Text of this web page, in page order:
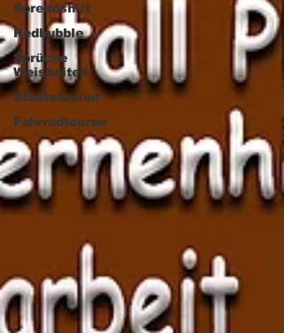
Spreadshirt
Redbubble
Sprüche
Weisheiten
Städtetouren
Fahrradtouren